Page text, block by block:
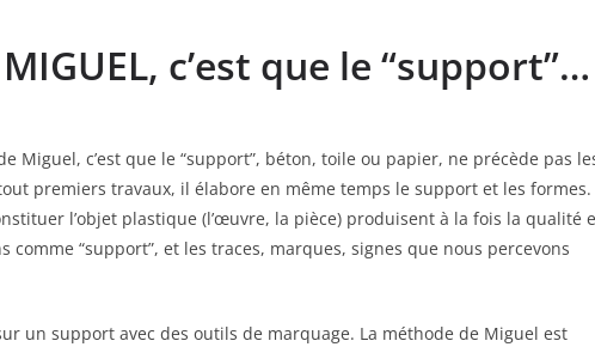
c’est que le “support”…
Miguel, c’est que le “support”, béton, toile ou papier, ne précède pas
premiers travaux, il élabore en même temps le support et les formes.
l’objet plastique (l’œuvre, la pièce) produisent à la fois la qualité
comme “support”, et les traces, marques, signes que nous percevons
un support avec des outils de marquage. La méthode de Miguel est